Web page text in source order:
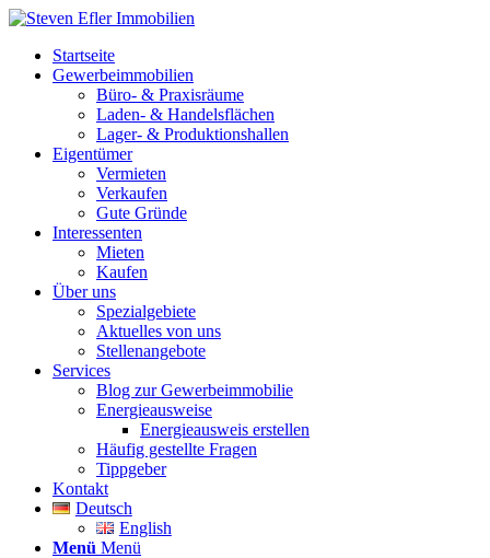
Startseite
Gewerbeimmobilien
Büro- & Praxisräume
Laden- & Handelsflächen
Lager- & Produktionshallen
Eigentümer
Vermieten
Verkaufen
Gute Gründe
Interessenten
Mieten
Kaufen
Über uns
Spezialgebiete
Aktuelles von uns
Stellenangebote
Services
Blog zur Gewerbeimmobilie
Energieausweise
Energieausweis erstellen
Häufig gestellte Fragen
Tippgeber
Kontakt
Deutsch
English
Menü Menü